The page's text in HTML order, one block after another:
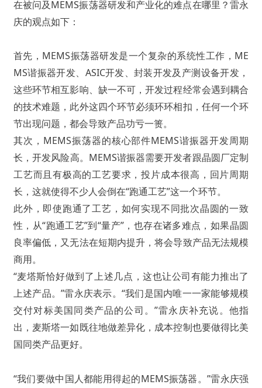
在被问及MEMS振荡器研发和产业化的难点在哪里？雷永
庆的观点如下：
首先，MEMS振荡器研发是一个复杂的系统性工作，ME
MS谐振器开发、ASIC开发、封装开发及产测设备开发，
这些环节相互影响、缺一不可，开发过程经常会遇到耦合
的技术难题，此外这四个环节必须环环相扣，任何一个环
节出现问题，都会导致产品功亏一篑。
其次，MEMS振荡器的核心部件MEMS谐振器开发周期
长，开发风险高。MEMS谐振器需要开发者跟晶圆厂定制
工艺而且有极高的工艺要求，投片成本很高，回片周期
长，这就使得不少人会倒在“跑通工艺”这一个环节。
此外，即使跑通了工艺，如何实现不同批次晶圆的一致
性，从“跑通工艺”到“量产”，也存在诸多难点，如果晶圆
良率偏低，又无法在短期内提升，将会导致产品无法规模
商用。
“麦塔斯恰好做到了上述几点，这也让公司有能力推出了
上述产品。”雷永庆表示。“我们是国内唯一一家能够规模
交付对标美国同类产品的公司。”雷永庆补充说。他指
出，麦斯塔一如既往地做差异化，成本控制也要做得比美
国同类产品更好。
“我们要做中国人都能用得起的MEMS振荡器。”雷永庆强